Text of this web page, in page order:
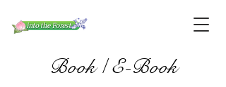
Book / E-Book